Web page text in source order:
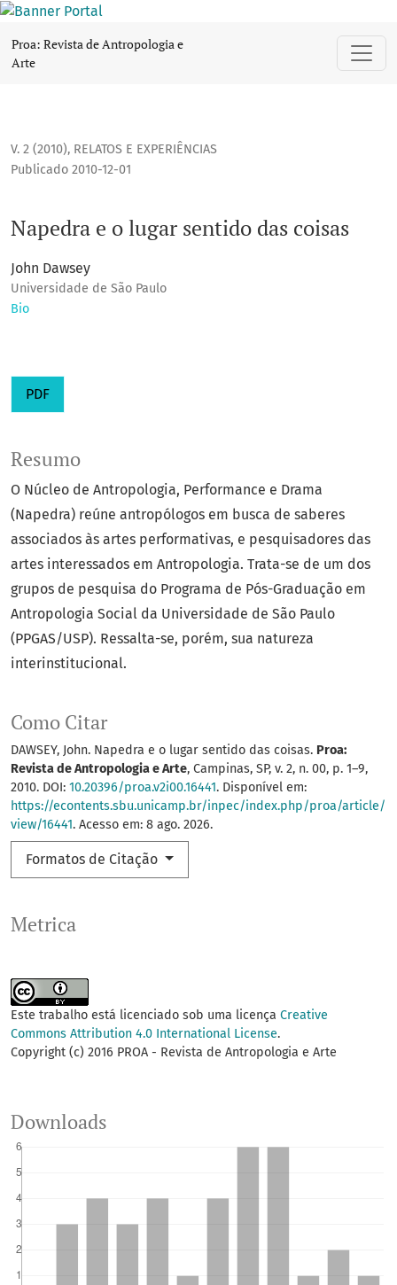
Proa: Revista de Antropologia e
Arte
V. 2 (2010), RELATOS E EXPERIÊNCIAS
Napedra e o lugar sentido das coisas
Publicado 2010-12-01
John Dawsey
Universidade de São Paulo
Bio
PDF
Metrica
Como Citar
DAWSEY, John. Napedra e o lugar sentido das coisas. Proa:
Revista de Antropologia e Arte, Campinas, SP, v. 2, n. 00, p. 1–9,
2010. DOI: 10.20396/proa.v2i00.16441. Disponível em:
https://econtents.sbu.unicamp.br/inpec/index.php/proa/article/
view/16441. Acesso em: 8 ago. 2026.
Formatos de Citação
Resumo
O Núcleo de Antropologia, Performance e Drama
(Napedra) reúne antropólogos em busca de saberes
associados às artes performativas, e pesquisadores das
artes interessados em Antropologia. Trata-se de um dos
grupos de pesquisa do Programa de Pós-Graduação em
Antropologia Social da Universidade de São Paulo
(PPGAS/USP). Ressalta-se, porém, sua natureza
interinstitucional.
Este trabalho está licenciado sob uma licença Creative
Commons Attribution 4.0 International License.
Copyright (c) 2016 PROA - Revista de Antropologia e Arte
Downloads